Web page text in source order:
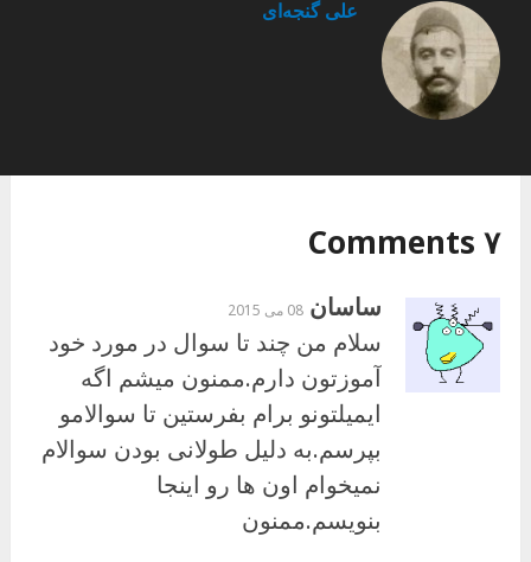
علی گنجه‌ای
۷ Comments
ساسان 08 می 2015
سلام من چند تا سوال در مورد خود
آموزتون دارم.ممنون میشم اگه
ایمیلتونو برام بفرستین تا سوالامو
بپرسم.به دلیل طولانی بودن سوالام
نمیخوام اون ها رو اینجا
بنویسم.ممنون